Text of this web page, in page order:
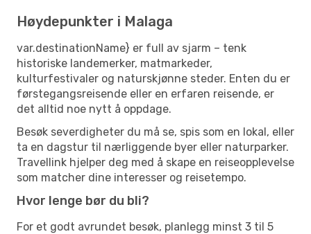
Høydepunkter i Malaga
var.destinationName} er full av sjarm – tenk
historiske landemerker, matmarkeder,
kulturfestivaler og naturskjønne steder. Enten du er
førstegangsreisende eller en erfaren reisende, er
det alltid noe nytt å oppdage.
Besøk severdigheter du må se, spis som en lokal, eller
ta en dagstur til nærliggende byer eller naturparker.
Travellink hjelper deg med å skape en reiseopplevelse
som matcher dine interesser og reisetempo.
Hvor lenge bør du bli?
For et godt avrundet besøk, planlegg minst 3 til 5